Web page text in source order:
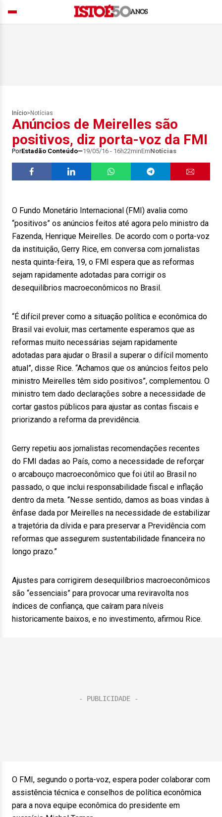
Início> Notícias
Anúncios de Meirelles são
positivos, diz porta-voz da FMI
PorEstadão Conteúdo 19/05/16 - 16h22minEmNotícias
O Fundo Monetário Internacional (FMI) avalia como
“positivos” os anúncios feitos até agora pelo ministro da
Fazenda, Henrique Meirelles. De acordo com o porta-voz
da instituição, Gerry Rice, em conversa com jornalistas
nesta quinta-feira, 19, o FMI espera que as reformas
sejam rapidamente adotadas para corrigir os
desequilíbrios macroeconômicos no Brasil.
“É difícil prever como a situação política e econômica do
Brasil vai evoluir, mas certamente esperamos que as
reformas muito necessárias sejam rapidamente
adotadas para ajudar o Brasil a superar o difícil momento
atual”, disse Rice. “Achamos que os anúncios feitos pelo
ministro Meirelles têm sido positivos”, complementou. O
ministro tem dado declarações sobre a necessidade de
cortar gastos públicos para ajustar as contas fiscais e
priorizando a reforma da previdência.
Gerry repetiu aos jornalistas recomendações recentes
do FMI dadas ao País, como a necessidade de reforçar
o arcabouço macroeconômico que foi útil ao Brasil no
passado, o que inclui responsabilidade fiscal e inflação
dentro da meta. “Nesse sentido, damos as boas vindas à
ênfase dada por Meirelles na necessidade de estabilizar
a trajetória da dívida e para preservar a Previdência com
reformas que assegurem sustentabilidade financeira no
longo prazo.”
Ajustes para corrigirem desequilíbrios macroeconômicos
são “essenciais” para provocar uma reviravolta nos
índices de confiança, que caíram para níveis
historicamente baixos, e no investimento, afirmou Rice.
O FMI, segundo o porta-voz, espera poder colaborar com
assistência técnica e conselhos de política econômica
para a nova equipe econômica do presidente em